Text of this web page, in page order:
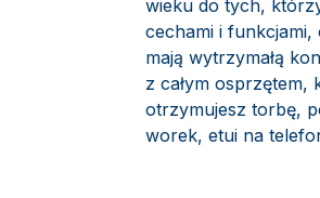
wieku do tych,
cechami i
mają wytrzymałą
z całym osprzętem,
otrzymujesz torbę,
worek, etui na